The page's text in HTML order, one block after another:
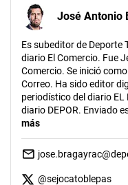
José Antonio
Es subeditor de Deporte
diario El Comercio. Fue
Comercio. Se inició
Correo. Ha sido editor
periodístico del diario EL
diario DEPOR. Enviado
más
@sejocatoblepas